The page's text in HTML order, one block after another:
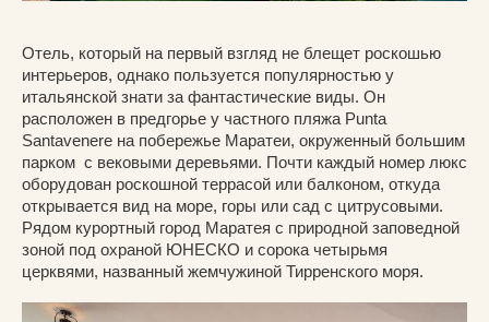
Отель, который на первый взгляд не блещет роскошью
интерьеров, однако пользуется популярностью у
итальянской знати за фантастические виды. Он
расположен в предгорье у частного пляжа Punta
Santavenere на побережье Маратеи, окруженный большим
парком с вековыми деревьями. Почти каждый номер люкс
оборудован роскошной террасой или балконом, откуда
открывается вид на море, горы или сад с цитрусовыми.
Рядом курортный город Маратея с природной заповедной
зоной под охраной ЮНЕСКО и сорока четырьмя
церквями, названный жемчужиной Тирренского моря.